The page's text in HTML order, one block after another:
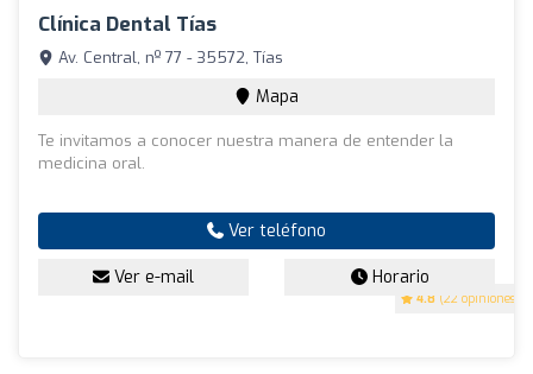
Clínica Dental Tías
4.8 (22 opiniones)
Av. Central, nº 77 - 35572, Tías
Mapa
Te invitamos a conocer nuestra manera de entender la
medicina oral.
Ver teléfono
Ver e-mail Horario